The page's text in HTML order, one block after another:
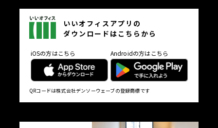
いいオフィスアプリの
ダウンロードはこちらから
iOSの方はこちら Androidの方はこちら
QRコードは株式会社デンソーウェーブの登録商標です